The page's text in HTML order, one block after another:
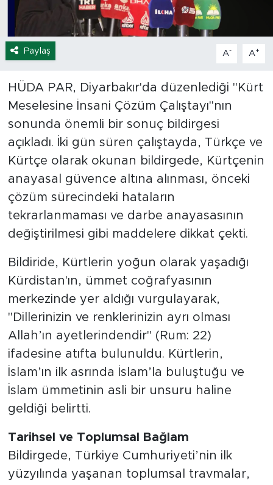
Paylaş A- A+
HÜDA PAR, Diyarbakır'da düzenlediği "Kürt
Meselesine İnsani Çözüm Çalıştayı"nın
sonunda önemli bir sonuç bildirgesi
açıkladı. İki gün süren çalıştayda, Türkçe ve
Kürtçe olarak okunan bildirgede, Kürtçenin
anayasal güvence altına alınması, önceki
çözüm sürecindeki hataların
tekrarlanmaması ve darbe anayasasının
değiştirilmesi gibi maddelere dikkat çekti.
Bildiride, Kürtlerin yoğun olarak yaşadığı
Kürdistan'ın, ümmet coğrafyasının
merkezinde yer aldığı vurgulayarak,
"Dillerinizin ve renklerinizin ayrı olması
Allah’ın ayetlerindendir" (Rum: 22)
ifadesine atıfta bulunuldu. Kürtlerin,
İslam’ın ilk asrında İslam’la buluştuğu ve
İslam ümmetinin asli bir unsuru haline
geldiği belirtti.
Tarihsel ve Toplumsal Bağlam
Bildirgede, Türkiye Cumhuriyeti’nin ilk
yüzyılında yaşanan toplumsal travmalar,
Ekonomi
Hava Durumu
Tavz Der
Bingöl Kaza Haberleri